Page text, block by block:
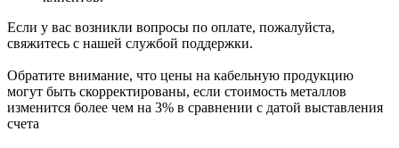
Если у вас возникли вопросы по оплате, пожалуйста,
свяжитесь с нашей службой поддержки.
Обратите внимание, что цены на кабельную продукцию
могут быть скорректированы, если стоимость металлов
изменится более чем на 3% в сравнении с датой выставления
счета